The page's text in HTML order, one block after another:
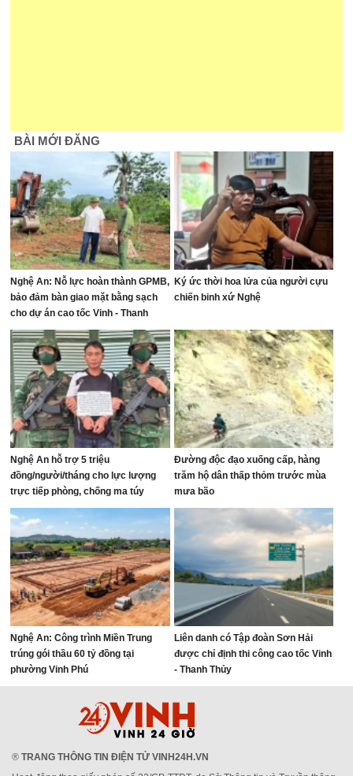
BÀI MỚI ĐĂNG
Nghệ An: Nỗ lực hoàn thành GPMB,
bảo đảm bàn giao mặt bằng sạch
cho dự án cao tốc Vinh - Thanh
Thủy
Ký ức thời hoa lửa của người cựu
chiến binh xứ Nghệ
Nghệ An hỗ trợ 5 triệu
đồng/người/tháng cho lực lượng
trực tiếp phòng, chống ma túy
Đường độc đạo xuống cấp, hàng
trăm hộ dân thấp thỏm trước mùa
mưa bão
Nghệ An: Công trình Miền Trung
trúng gói thầu 60 tỷ đồng tại
phường Vinh Phú
Liên danh có Tập đoàn Sơn Hải
được chỉ định thi công cao tốc Vinh
- Thanh Thủy
® TRANG THÔNG TIN ĐIỆN TỬ VINH24H.VN